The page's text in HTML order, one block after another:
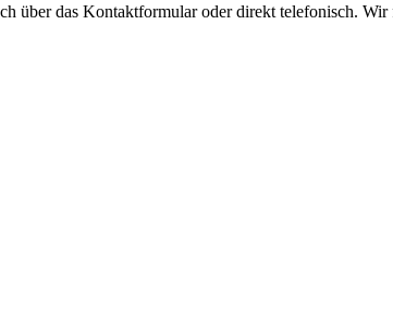
über das Kontaktformular oder direkt telefonisch.